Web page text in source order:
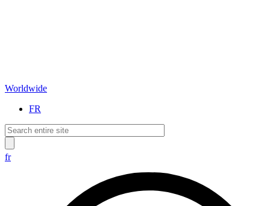
Worldwide
FR
fr